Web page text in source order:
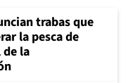
trabas que
la pesca de
la